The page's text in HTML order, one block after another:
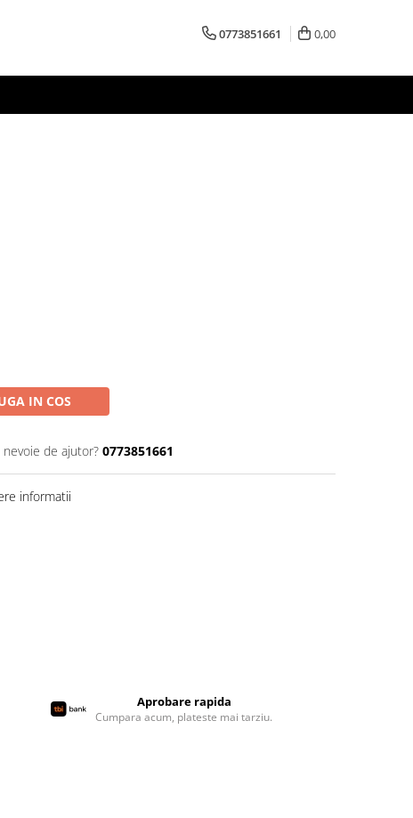
0773851661 0,00
IN COS
nevoie de ajutor? 0773851661
informatii
Aprobare rapida
Cumpara acum, plateste mai tarziu.